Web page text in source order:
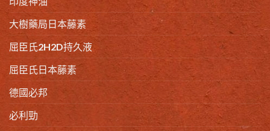
大樹藥局日本藤素
屈臣氏2H2D持久液
屈臣氏日本藤素
德國必邦
必利勁